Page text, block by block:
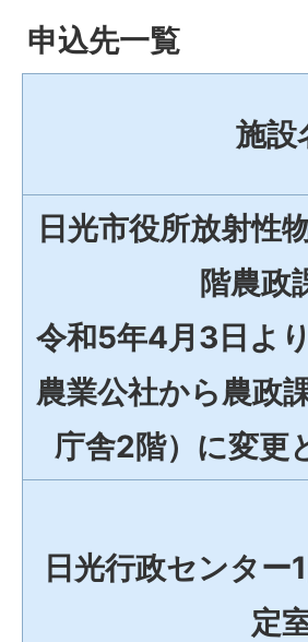
申込先一覧
施設
日光市役所放射性
階農政
令和5年4月3日よ
農業公社から農政
庁舎2階）に変更
日光行政センター
定